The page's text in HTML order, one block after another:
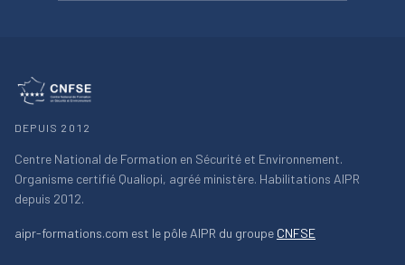
DEPUIS 2012
Centre National de Formation en Sécurité et Environnement.
Organisme certifié Qualiopi, agréé ministère. Habilitations AIPR
depuis 2012.
aipr-formations.com est le pôle AIPR du groupe CNFSE